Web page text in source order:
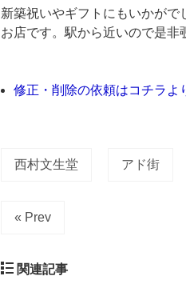
生
ん。
ち
ら
新築祝いやギフトにもいかが
お店です。駅から近いので是非
修正・削除の依頼はコチラよ
西村文生堂 アド街
« Prev
関連記事